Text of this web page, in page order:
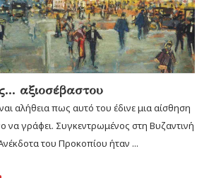
αξιοσέβαστου
αλήθεια πως αυτό του έδινε μια αίσθηση
να γράφει. Συγκεντρωμένος στη Βυζαντινή
του Προκοπίου ήταν ...